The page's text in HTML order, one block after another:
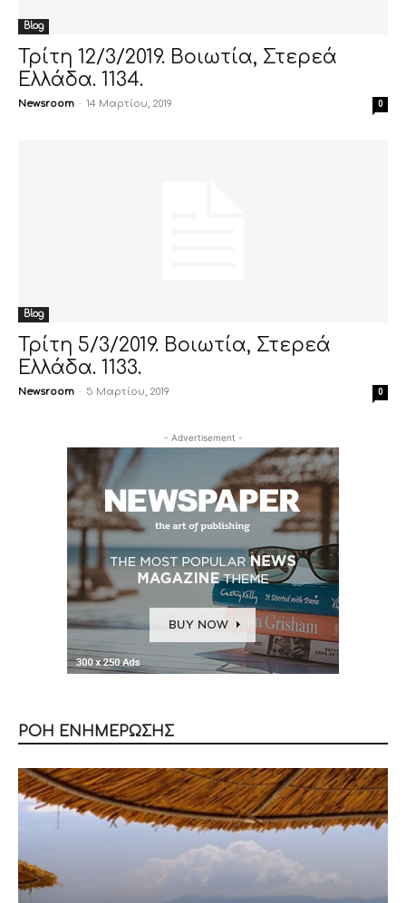
Blog
Τρίτη 12/3/2019. Βοιωτία, Στερεά
Ελλάδα. 1134.
Newsroom - 14 Μαρτίου, 2019 0
Blog
Τρίτη 5/3/2019. Βοιωτία, Στερεά
Ελλάδα. 1133.
Newsroom - 5 Μαρτίου, 2019 0
- Advertisement -
ΡΟΗ ΕΝΗΜΕΡΩΣΗΣ